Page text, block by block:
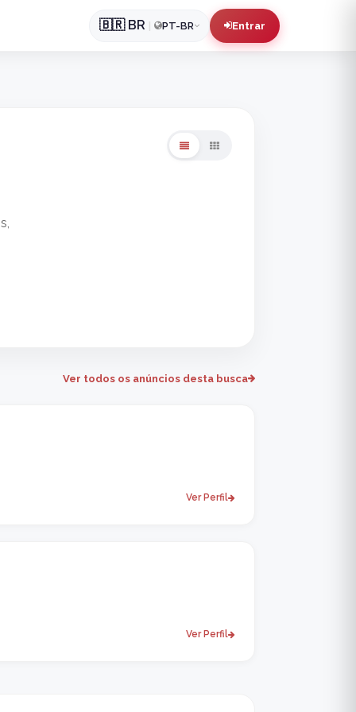
🇧🇷 BR | PT-BR Entrar
Ver todos os anúncios desta busca
Ver Perfil
Ver Perfil